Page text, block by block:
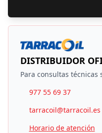
DISTRIBUIDOR
Para consultas técnicas
977 55 69 37
tarracoil@tarracoil.es
Horario de atención